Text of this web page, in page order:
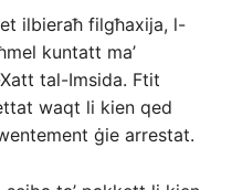
ilbieraħ filgħaxija, l-
kuntatt ma’
tal-Imsida. Ftit
waqt li kien qed
ġie arrestat.